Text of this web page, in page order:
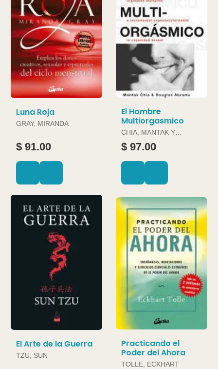
Luna Roja
GRAY, MIRANDA
$ 91.00
El Hombre
Multiorgasmico
CHIA, MANTAK Y
DOUGLAS ABRAMS
$ 97.00
El Arte de la Guerra
TZU, SUN
Practicando el
Poder del Ahora
TOLLE, ECKHART